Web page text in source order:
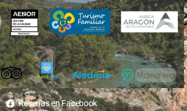
Reseñas en Facebook